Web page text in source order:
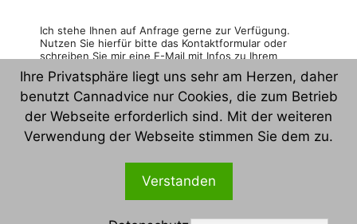
Ich stehe Ihnen auf Anfrage gerne zur Verfügung.
Nutzen Sie hierfür bitte das Kontaktformular oder
schreiben Sie mir eine E-Mail mit Infos zu Ihrem
Anliegen. Vielen Dank!
Konta
2026 © CannAdvice.de
Ihre Privatsphäre liegt uns sehr am Herzen, daher
benutzt Cannadvice nur Cookies, die zum Betrieb
der Webseite erforderlich sind. Mit der weiteren
Verwendung der Webseite stimmen Sie dem zu.
Verstanden